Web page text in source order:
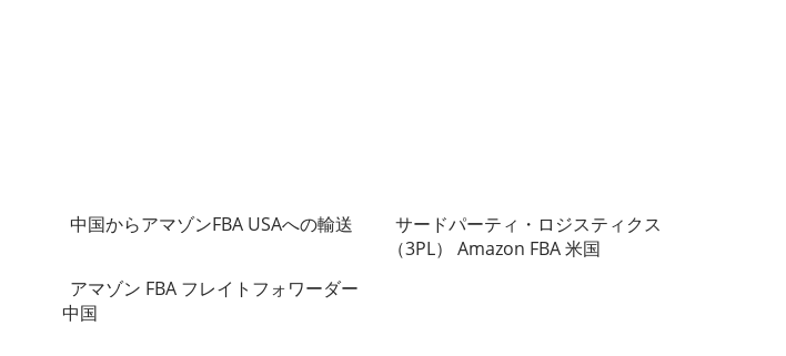
中国からアマゾンFBA USAへの輸送
サードパーティ・ロジスティクス
（3PL） Amazon FBA 米国
アマゾン FBA フレイトフォワーダー
中国